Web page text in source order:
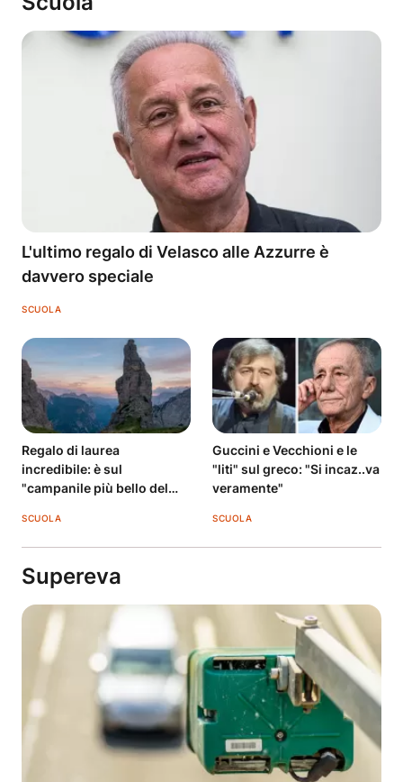
L'ultimo regalo di Velasco alle Azzurre è
davvero speciale
SCUOLA
Regalo di laurea
incredibile: è sul
"campanile più bello del
SCUOLA
Guccini e Vecchioni e le
"liti" sul greco: "Si incaz..va
veramente"
SCUOLA
Supereva